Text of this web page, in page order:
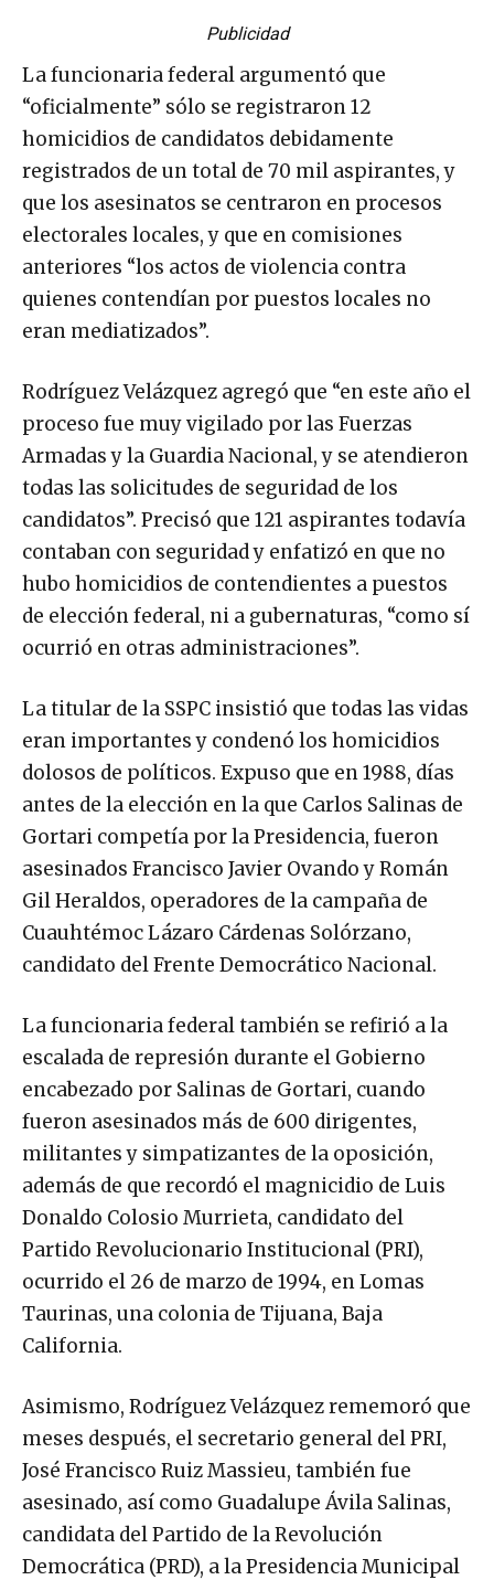
Publicidad
La funcionaria federal argumentó que
“oficialmente” sólo se registraron 12
homicidios de candidatos debidamente
registrados de un total de 70 mil aspirantes, y
que los asesinatos se centraron en procesos
electorales locales, y que en comisiones
anteriores “los actos de violencia contra
quienes contendían por puestos locales no
eran mediatizados”.
Rodríguez Velázquez agregó que “en este año el
proceso fue muy vigilado por las Fuerzas
Armadas y la Guardia Nacional, y se atendieron
todas las solicitudes de seguridad de los
candidatos”. Precisó que 121 aspirantes todavía
contaban con seguridad y enfatizó en que no
hubo homicidios de contendientes a puestos
de elección federal, ni a gubernaturas, “como sí
ocurrió en otras administraciones”.
La titular de la SSPC insistió que todas las vidas
eran importantes y condenó los homicidios
dolosos de políticos. Expuso que en 1988, días
antes de la elección en la que Carlos Salinas de
Gortari competía por la Presidencia, fueron
asesinados Francisco Javier Ovando y Román
Gil Heraldos, operadores de la campaña de
Cuauhtémoc Lázaro Cárdenas Solórzano,
candidato del Frente Democrático Nacional.
La funcionaria federal también se refirió a la
escalada de represión durante el Gobierno
encabezado por Salinas de Gortari, cuando
fueron asesinados más de 600 dirigentes,
militantes y simpatizantes de la oposición,
además de que recordó el magnicidio de Luis
Donaldo Colosio Murrieta, candidato del
Partido Revolucionario Institucional (PRI),
ocurrido el 26 de marzo de 1994, en Lomas
Taurinas, una colonia de Tijuana, Baja
California.
Asimismo, Rodríguez Velázquez rememoró que
meses después, el secretario general del PRI,
José Francisco Ruiz Massieu, también fue
asesinado, así como Guadalupe Ávila Salinas,
candidata del Partido de la Revolución
Democrática (PRD), a la Presidencia Municipal